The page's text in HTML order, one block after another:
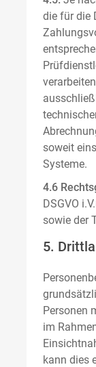
die für die
soweit
Systeme.
4.6
DSGVO
sowie der
5.
Personen
im
kann dies